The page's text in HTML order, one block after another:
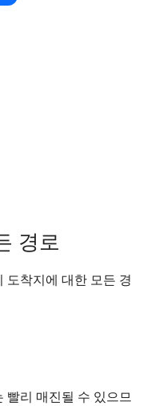
경로
도착지에 대한 모든 경
빨리 매진될 수 있으므